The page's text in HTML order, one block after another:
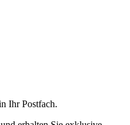
Ihr Postfach.